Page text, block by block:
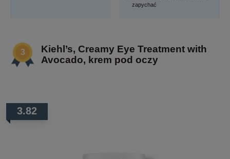
zapychać
Kiehl’s, Creamy Eye Treatment with
Avocado, krem pod oczy
3.82